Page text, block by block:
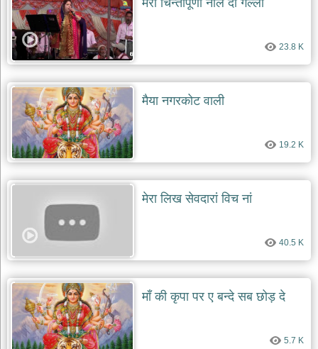
मेरा चिन्तापूर्णी नाल दो गल्लां
23.8 K
मैया नगरकोट वाली
19.2 K
मेरा लिख सेवदारां विच नां
40.5 K
माँ की कृपा पर ए बन्दे सब छोड़ दे
5.7 K